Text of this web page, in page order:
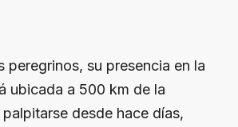
peregrinos, su presencia en la
ubicada a 500 km de la
desde hace días,